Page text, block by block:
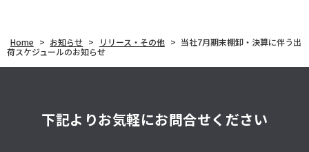
Home > お知らせ > リリース・その他 > 当社7月期末棚卸・決算に伴う出
荷スケジュールのお知らせ
下記よりお気軽にお問合せください